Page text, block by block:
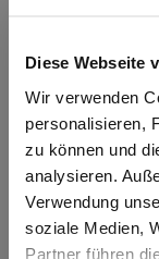
Diese Webseite
Wir verwenden
personalisieren,
zu können und
analysieren.
Verwendung
soziale Medien,
Partner führen
Der Rahmen
Racket mit
Wunsch
Saite an. Das
lassen wir
Der Thruster
Geschenk mit
Ball Fans.